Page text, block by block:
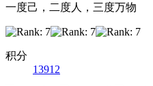
一度己，二度人，三度万物
积分
13912